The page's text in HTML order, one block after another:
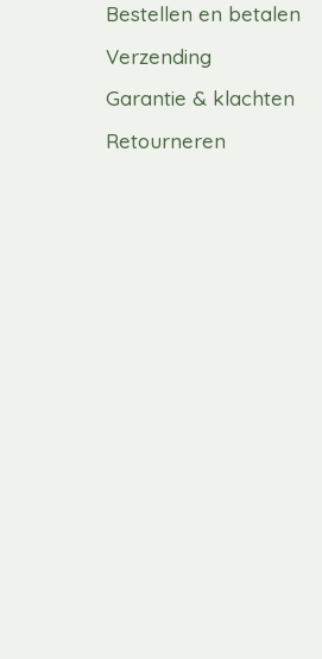
Bestellen en betalen
Verzending
Garantie & klachten
Retourneren